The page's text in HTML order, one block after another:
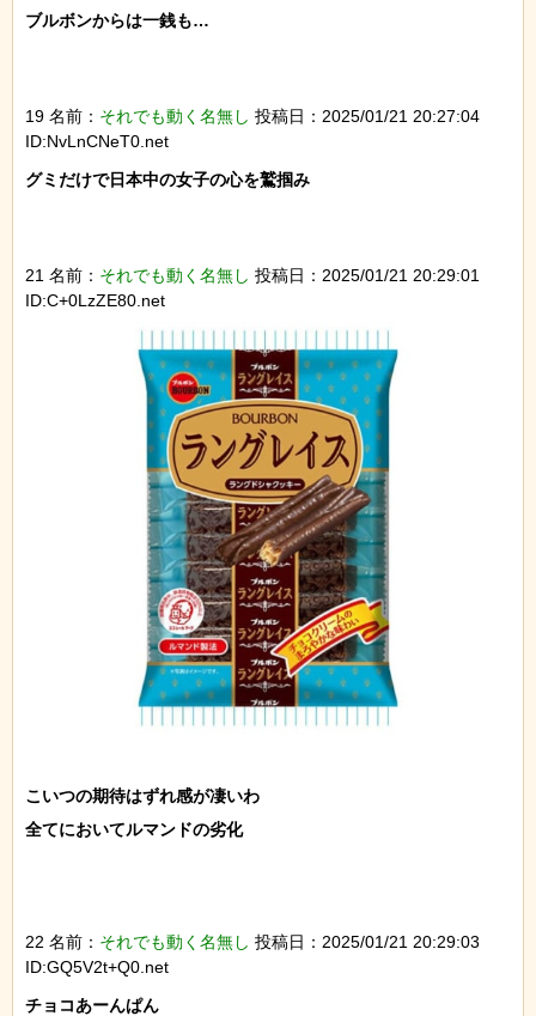
ブルボンからは一銭も…
19 名前： それでも動く名無し 投稿日：2025/01/21 20:27:04
ID:NvLnCNeT0.net
グミだけで日本中の女子の心を鷲掴み
21 名前： それでも動く名無し 投稿日：2025/01/21 20:29:01
ID:C+0LzZE80.net
こいつの期待はずれ感が凄いわ
全てにおいてルマンドの劣化
22 名前： それでも動く名無し 投稿日：2025/01/21 20:29:03
ID:GQ5V2t+Q0.net
チョコあーんぱん